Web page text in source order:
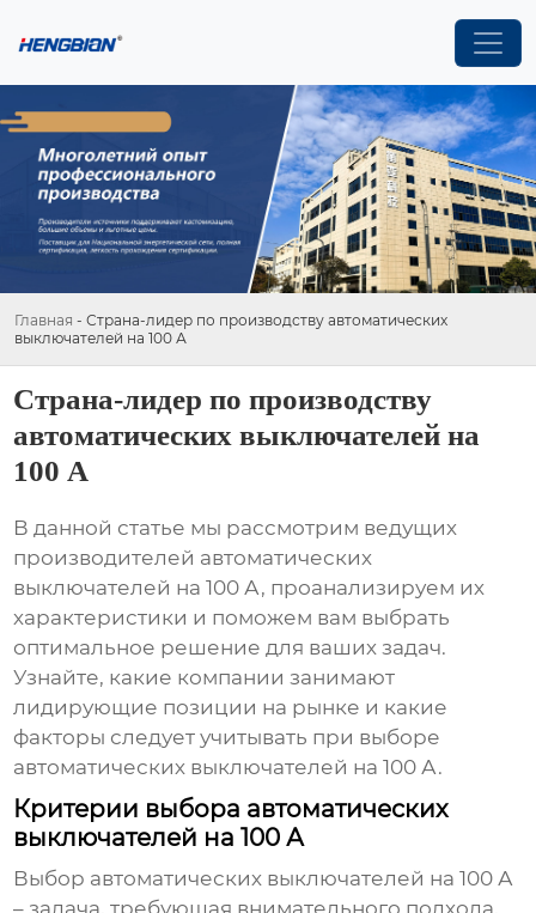
Главная - Страна-лидер по производству автоматических
выключателей на 100 А
Страна-лидер по производству
автоматических выключателей на
100 А
В данной статье мы рассмотрим ведущих
производителей автоматических
выключателей на 100 А, проанализируем их
характеристики и поможем вам выбрать
оптимальное решение для ваших задач.
Узнайте, какие компании занимают
лидирующие позиции на рынке и какие
факторы следует учитывать при выборе
автоматических выключателей на 100 А.
Критерии выбора автоматических
выключателей на 100 А
Выбор автоматических выключателей на 100 А